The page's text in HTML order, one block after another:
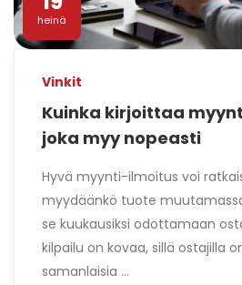
heinä
Vinkit
Kuinka kirjoittaa
joka myy nopeasti
Hyvä myynti-ilmoitus voi
myydäänkö tuote
se kuukausiksi odottamaan
kilpailu on kovaa, sillä ostajilla
samanlaisia ...